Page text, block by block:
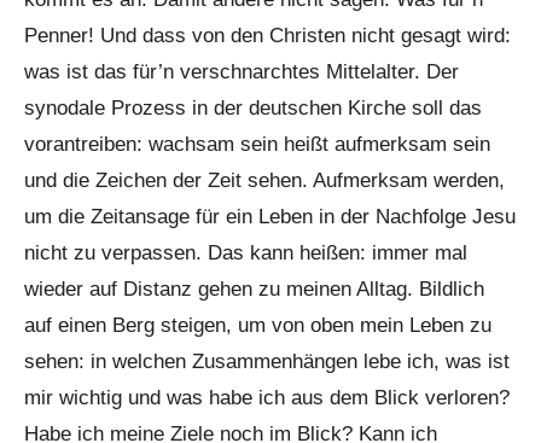
Penner! Und dass von den Christen nicht gesagt wird:
was ist das für’n verschnarchtes Mittelalter. Der
synodale Prozess in der deutschen Kirche soll das
vorantreiben: wachsam sein heißt aufmerksam sein
und die Zeichen der Zeit sehen. Aufmerksam werden,
um die Zeitansage für ein Leben in der Nachfolge Jesu
nicht zu verpassen. Das kann heißen: immer mal
wieder auf Distanz gehen zu meinen Alltag. Bildlich
auf einen Berg steigen, um von oben mein Leben zu
sehen: in welchen Zusammenhängen lebe ich, was ist
mir wichtig und was habe ich aus dem Blick verloren?
Habe ich meine Ziele noch im Blick? Kann ich